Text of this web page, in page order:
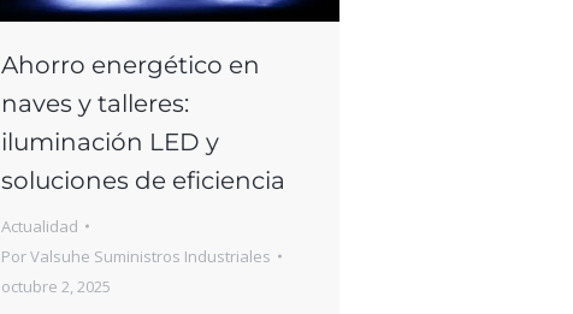
Ahorro energético en
naves y talleres:
iluminación LED y
soluciones de eficiencia
Actualidad
PorValsuhe Suministros Industriales
octubre 2, 2025